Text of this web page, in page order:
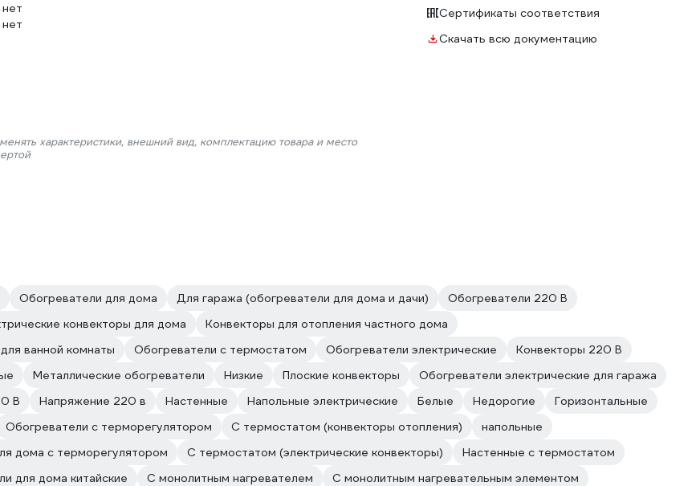
нет
нет
характеристики, внешний вид, комплектацию товара и место
Сертификаты соответствия
Скачать всю документацию
Обогреватели для дома Для гаража (обогреватели для дома и дачи)
Обогреватели 220 В
конвекторы для дома
Конвекторы для отопления частного дома
ванной комнаты Обогреватели с термостатом Обогреватели электрические
Конвекторы 220 В
Металлические обогреватели Низкие Плоские конвекторы
Обогреватели электрические для гаража
В Напряжение 220 в Настенные Напольные электрические Белые Недорогие
Горизонтальные
Обогреватели с терморегулятором С термостатом (конвекторы отопления)
напольные
дома с терморегулятором С термостатом (электрические конвекторы)
Настенные с термостатом
для дома китайские С монолитным нагревателем
С монолитным нагревательным элементом